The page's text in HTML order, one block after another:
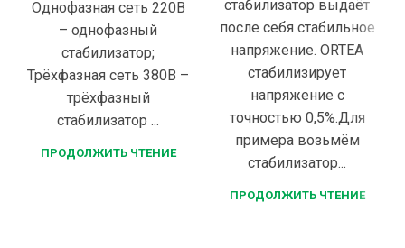
Однофазная сеть 220В
– однофазный
стабилизатор;
Трёхфазная сеть 380В –
трёхфазный
стабилизатор ...
ПРОДОЛЖИТЬ ЧТЕНИЕ
стабилизатор выдаёт
после себя стабильное
напряжение. ORTEA
стабилизирует
напряжение с
точностью 0,5%.Для
примера возьмём
стабилизатор...
ПРОДОЛЖИТЬ ЧТЕНИЕ